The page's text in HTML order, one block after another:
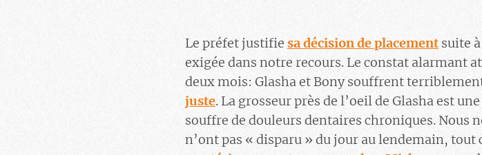
Le préfet justifie sa décision de placementsuite à
exigée dans notre recours. Le constat alarmant
deux mois: Glasha et Bony souffrent
juste. La grosseur près de l’oeil de Glasha est
souffre de douleurs dentaires chroniques. Nous
n’ont pas « disparu » du jour au lendemain, tout